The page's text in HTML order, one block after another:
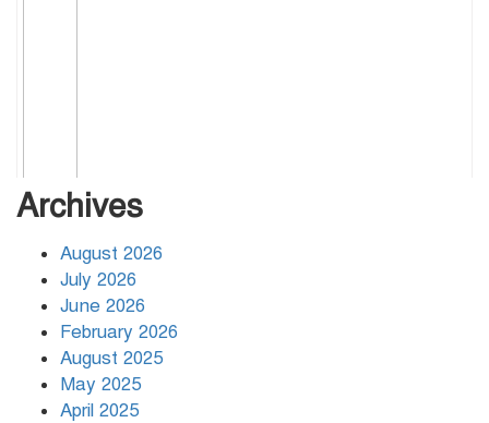
Archives
August 2026
July 2026
June 2026
February 2026
August 2025
May 2025
April 2025